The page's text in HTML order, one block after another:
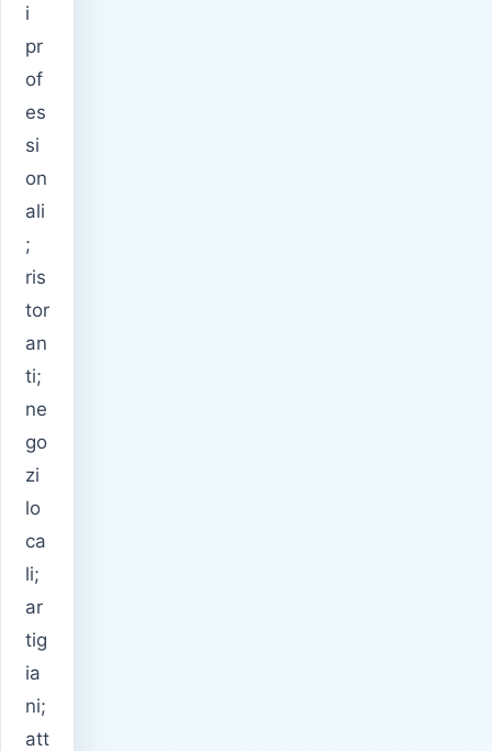
i
pr
of
es
si
on
ali
;
ris
tor
an
ti;
ne
go
zi
lo
ca
li;
ar
tig
ia
ni;
att